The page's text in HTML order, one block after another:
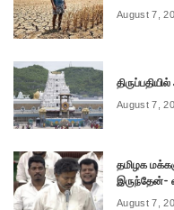
August 7,
August 7,
தமிழக
இருந்தேன்-
August 7,